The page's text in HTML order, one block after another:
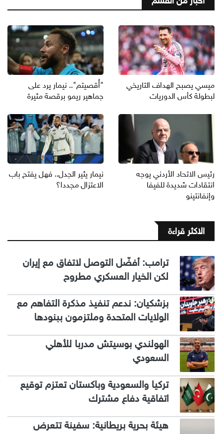
ميسي يصبح الهداف التاريخي
لبطولة كأس الدوريات
"أُقصيتم".. نيمار يرد على
جماهير ريمو برقصة مثيرة
رئيس الاتحاد الأردني يوجه
انتقادات شديدة للفيفا
وإنفانتينو
نيمار يثير الجدل.. فهل يفتح باب
الاعتزال مجددا؟
الاكثر قراءة
ترامب: أفضّل التوصل لاتفاق مع إيران
لكن الخيار العسكري مطروح
بزشكيان: ندعم تنفيذ مذكرة التفاهم مع
الولايات المتحدة وملتزمون ببنودها
الهولندي بوسيتش مدربا للأهلي
السعودي
تركيا والسعودية وباكستان تعتزم توقيع
اتفاقية دفاع مشترك
هيئة بحرية بريطانية: سفينة تتعرض